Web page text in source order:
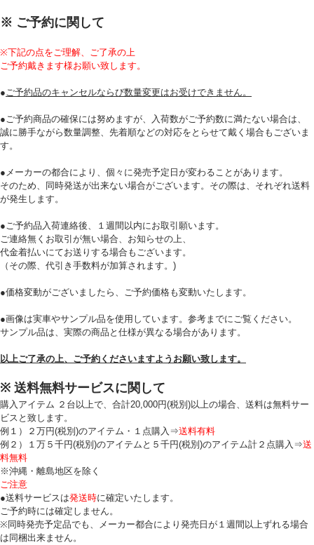
※ ご予約に関して
※下記の点をご理解、ご了承の上
ご予約戴きます様お願い致します。
● ご予約品のキャンセルならび数量変更はお受けできません。
●ご予約商品の確保には努めますが、入荷数がご予約数に満たない場合は、
誠に勝手ながら数量調整、先着順などの対応をとらせて戴く場合もございま
す。
●メーカーの都合により、個々に発売予定日が変わることがあります。
そのため、同時発送が出来ない場合がございます。その際は、それぞれ送料
が発生します。
●ご予約品入荷連絡後、１週間以内にお取引願います。
ご連絡無くお取引が無い場合、お知らせの上、
代金着払いにてお送りする場合もございます。
（その際、代引き手数料が加算されます。)
●価格変動がございましたら、ご予約価格も変動いたします。
●画像は実車やサンプル品を使用しています。参考までにご覧ください。
サンプル品は、実際の商品と仕様が異なる場合があります。
以上ご了承の上、ご予約くださいますようお願い致します。
※ 送料無料サービスに関して
購入アイテム ２台以上で、合計20,000円(税別)以上の場合、送料は無料サー
ビスと致します。
例１）２万円(税別)のアイテム・１点購入⇒送料有料
例２）１万５千円(税別)のアイテムと５千円(税別)のアイテム計２点購入⇒送
料無料
※沖縄・離島地区を除く
ご注意
●送料サービスは発送時に確定いたします。
ご予約時には確定しません。
※同時発売予定品でも、メーカー都合により発売日が１週間以上ずれる場合
は同梱出来ません。